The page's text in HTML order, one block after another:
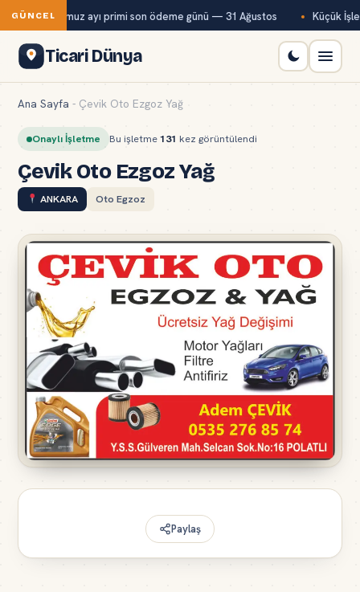
GÜNCEL
Bağ-Kur temmuz ayı primi son ödeme günü — 31 Ağustos Küçük
Ticari Dünya
Ana Sayfa - Çevik Oto Ezgoz Yağ
Onaylı İşletme Bu işletme131 kez görüntülendi
Çevik Oto Ezgoz Yağ
ANKARA Oto Egzoz
Paylaş